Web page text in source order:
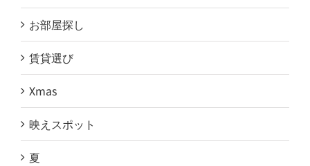
お部屋探し
賃貸選び
Xmas
映えスポット
夏